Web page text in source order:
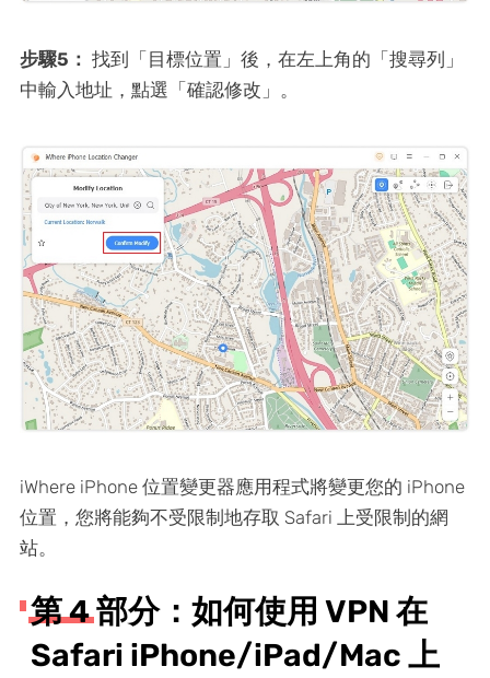
步驟5： 找到「目標位置」後，在左上角的「搜尋列」
中輸入地址，點選「確認修改」。
iWhere iPhone 位置變更器應用程式將變更您的 iPhone
位置，您將能夠不受限制地存取 Safari 上受限制的網
站。
第 4 部分：如何使用 VPN 在
Safari iPhone/iPad/Mac 上